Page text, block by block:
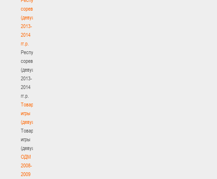
соревнования
(девушки)
2013-
2014
гг.р.
Республиканские
соревнования
(девушки)
2013-
2014
гг.р.
Товарищеские
игры
(девушки)
Товарищеские
игры
(девушки)
ОДМ
2008-
2009